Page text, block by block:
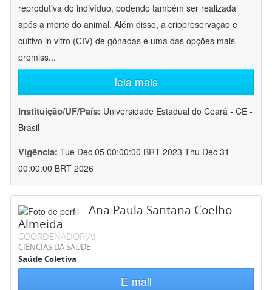
reprodutiva do indivíduo, podendo também ser realizada
após a morte do animal. Além disso, a criopreservação e
cultivo in vitro (CIV) de gônadas é uma das opções mais
promiss...
leia mais
Instituição/UF/País: Universidade Estadual do Ceará - CE -
Brasil
Vigência: Tue Dec 05 00:00:00 BRT 2023-Thu Dec 31
00:00:00 BRT 2026
Ana Paula Santana Coelho
Almeida
COORDENADOR(A)
CIÊNCIAS DA SAÚDE
Saúde Coletiva
E-mail